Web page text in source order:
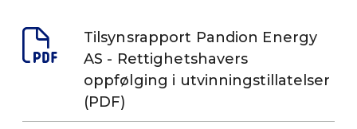
Tilsynsrapport Pandion Energy
AS - Rettighetshavers
oppfølging i utvinningstillatelser
(PDF)